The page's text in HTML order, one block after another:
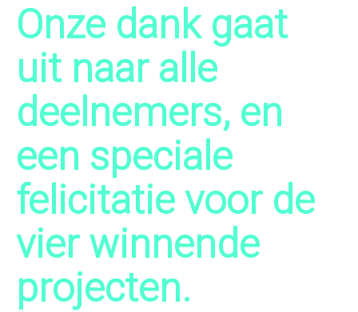
Onze dank gaat
uit naar alle
deelnemers, en
een speciale
felicitatie voor de
vier winnende
projecten.